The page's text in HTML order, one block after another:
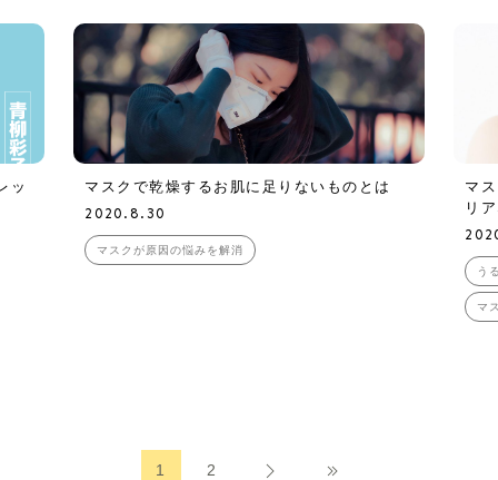
ッ
マスクで乾燥するお肌に足りないものとは
2020.8.30
マスクが原因の悩みを解消
マ
リ
う
マ
1 2